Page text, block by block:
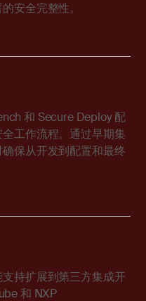
安全完整性。
和 Secure Deploy 配
工作流程。通过早期集
保从开发到配置和最终
持扩展到第三方集成开
和 NXP